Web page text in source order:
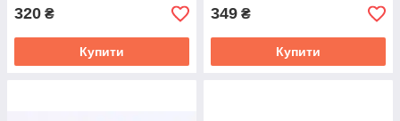
320 ₴
Купити
349 ₴
Купити